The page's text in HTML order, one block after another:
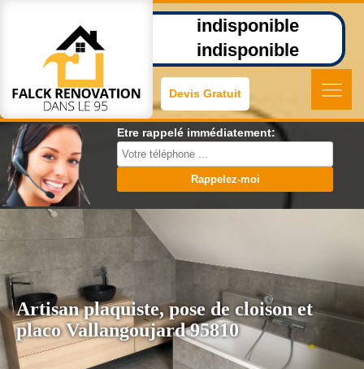
indisponible
indisponible
Devis Gratuit
Etre rappelé immédiatement:
Artisan plaquiste, pose de cloison et
placo Vallangoujard 95810